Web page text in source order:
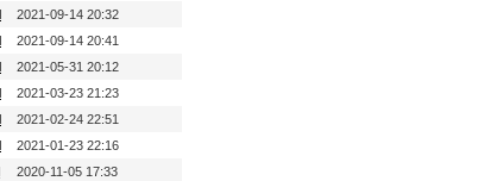
2021-09-14 20:32
2021-09-14 20:41
2021-05-31 20:12
2021-03-23 21:23
2021-02-24 22:51
2021-01-23 22:16
2020-11-05 17:33